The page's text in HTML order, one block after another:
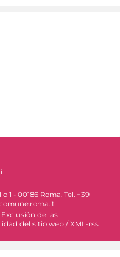
1 - 00186 Roma. Tel. +39
Exclusiòn de las
del sitio web / XML-rss